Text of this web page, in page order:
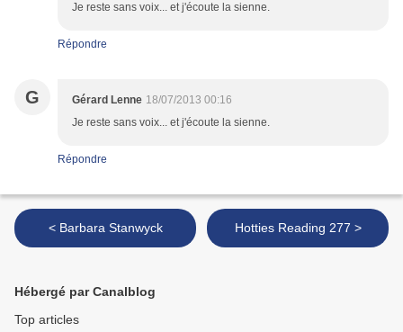
Je reste sans voix... et j'écoute la sienne.
Répondre
G Gérard Lenne 18/07/2013 00:16
Je reste sans voix... et j'écoute la sienne.
Répondre
< Barbara Stanwyck Hotties Reading 277 >
Hébergé par Canalblog
Top articles